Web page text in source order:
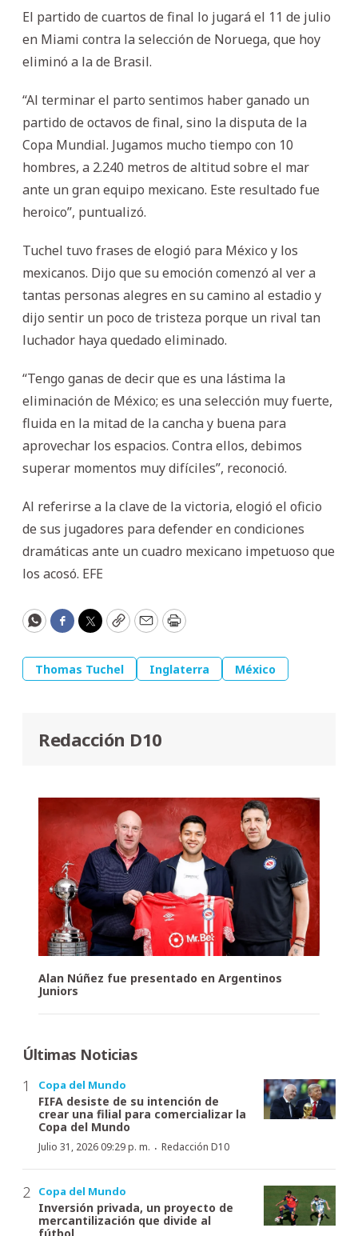
El partido de cuartos de final lo jugará el 11 de julio
en Miami contra la selección de Noruega, que hoy
eliminó a la de Brasil.
“Al terminar el parto sentimos haber ganado un
partido de octavos de final, sino la disputa de la
Copa Mundial. Jugamos mucho tiempo con 10
hombres, a 2.240 metros de altitud sobre el mar
ante un gran equipo mexicano. Este resultado fue
heroico”, puntualizó.
Tuchel tuvo frases de elogió para México y los
mexicanos. Dijo que su emoción comenzó al ver a
tantas personas alegres en su camino al estadio y
dijo sentir un poco de tristeza porque un rival tan
luchador haya quedado eliminado.
“Tengo ganas de decir que es una lástima la
eliminación de México; es una selección muy fuerte,
fluida en la mitad de la cancha y buena para
aprovechar los espacios. Contra ellos, debimos
superar momentos muy difíciles”, reconoció.
Al referirse a la clave de la victoria, elogió el oficio
de sus jugadores para defender en condiciones
dramáticas ante un cuadro mexicano impetuoso que
los acosó. EFE
WhatsApp
Facebook
Twitter
CopyEmailPrint
Thomas Tuchel Inglaterra México
Redacción D10
Alan Núñez fue presentado en Argentinos
Juniors
Últimas Noticias
Copa del Mundo
FIFA desiste de su intención de
crear una filial para comercializar la
Copa del Mundo
Julio 31, 2026 09:29 p. m. · Redacción D10
Copa del Mundo
Inversión privada, un proyecto de
mercantilización que divide al